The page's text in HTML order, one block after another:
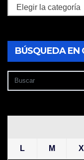
Secciones
BÚSQUEDA EN
L M X